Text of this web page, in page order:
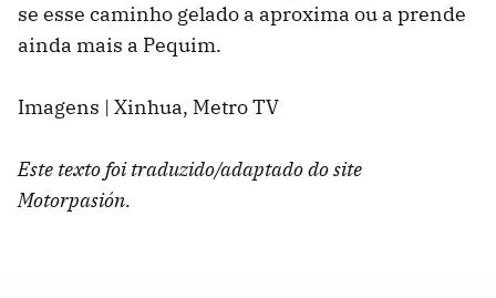
se esse caminho gelado a aproxima ou a prende
ainda mais a Pequim.
Imagens | Xinhua, Metro TV
Este texto foi traduzido/adaptado do site
Motorpasión.